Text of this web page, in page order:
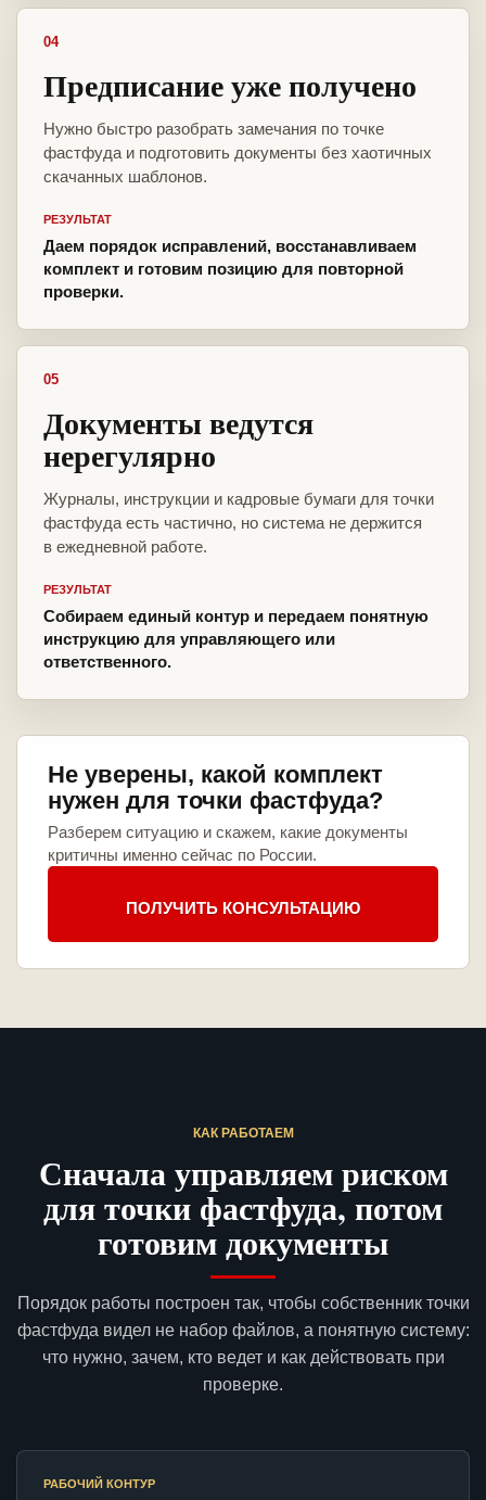
04
Предписание уже получено
Нужно быстро разобрать замечания по точке
фастфуда и подготовить документы без хаотичных
скачанных шаблонов.
РЕЗУЛЬТАТ
Даем порядок исправлений, восстанавливаем
комплект и готовим позицию для повторной
проверки.
05
Документы ведутся
нерегулярно
Журналы, инструкции и кадровые бумаги для точки
фастфуда есть частично, но система не держится
в ежедневной работе.
РЕЗУЛЬТАТ
Собираем единый контур и передаем понятную
инструкцию для управляющего или
ответственного.
Не уверены, какой комплект
нужен для точки фастфуда?
Разберем ситуацию и скажем, какие документы
критичны именно сейчас по России.
ПОЛУЧИТЬ КОНСУЛЬТАЦИЮ
КАК РАБОТАЕМ
Сначала управляем риском
для точки фастфуда, потом
готовим документы
Порядок работы построен так, чтобы собственник точки
фастфуда видел не набор файлов, а понятную систему:
что нужно, зачем, кто ведет и как действовать при
проверке.
РАБОЧИЙ КОНТУР